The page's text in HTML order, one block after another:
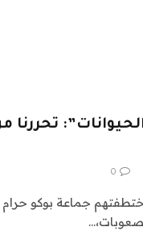
تحررنا
0
من 360 شخصًا اختطفتهم